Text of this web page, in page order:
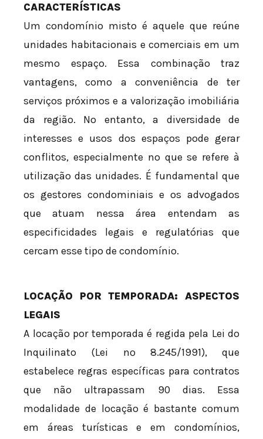
CARACTERÍSTICAS
Um condomínio misto é aquele que reúne
unidades habitacionais e comerciais em um
mesmo espaço. Essa combinação traz
vantagens, como a conveniência de ter
serviços próximos e a valorização imobiliária
da região. No entanto, a diversidade de
interesses e usos dos espaços pode gerar
conflitos, especialmente no que se refere à
utilização das unidades. É fundamental que
os gestores condominiais e os advogados
que atuam nessa área entendam as
especificidades legais e regulatórias que
cercam esse tipo de condomínio.
LOCAÇÃO POR TEMPORADA: ASPECTOS
LEGAIS
A locação por temporada é regida pela Lei do
Inquilinato (Lei nº 8.245/1991), que
estabelece regras específicas para contratos
que não ultrapassam 90 dias. Essa
modalidade de locação é bastante comum
em áreas turísticas e em condomínios,